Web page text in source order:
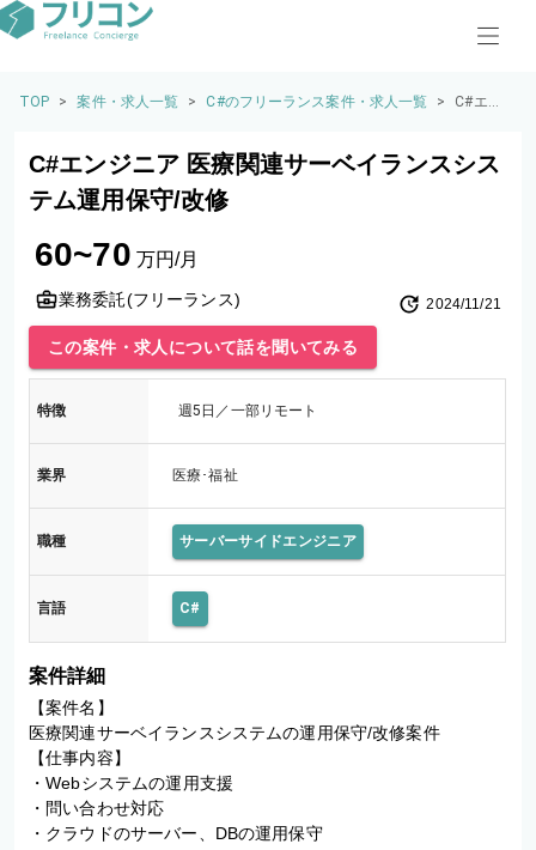
TOP > 案件・求人一覧 > C#のフリーランス案件・求人一覧 >
C#エン
連サー
C#エンジニア 医療関連サーベイランスシス
テム運用保守/改修
60~70 万円/月
業務委託(フリーランス) 2024/11/21
この案件・求人について話を聞いてみる
特徴 週5日／一部リモート
業界 医療･福祉
職種 サーバーサイドエンジニア
言語 C#
案件詳細
【案件名】
医療関連サーベイランスシステムの運用保守/改修案件
【仕事内容】
・Webシステムの運用支援
・問い合わせ対応
・クラウドのサーバー、DBの運用保守